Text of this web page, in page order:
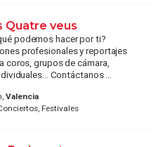
Quatre veus
podemos hacer por ti?
profesionales y reportajes
coros, grupos de cámara,
Contáctanos ...
Valencia
Festivales